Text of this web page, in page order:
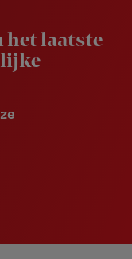
het laatste